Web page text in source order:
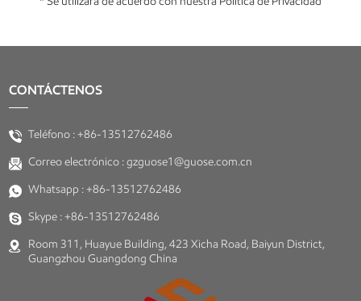
CONTÁCTENOS
Teléfono :+86-13512762486
Correo electrónico :gzguose1@guose.com.cn
Whatsapp :+86-13512762486
Skype :+86-13512762486
Room 311, Huayue Building, 423 Xicha Road, Baiyun District,
Guangzhou Guangdong China